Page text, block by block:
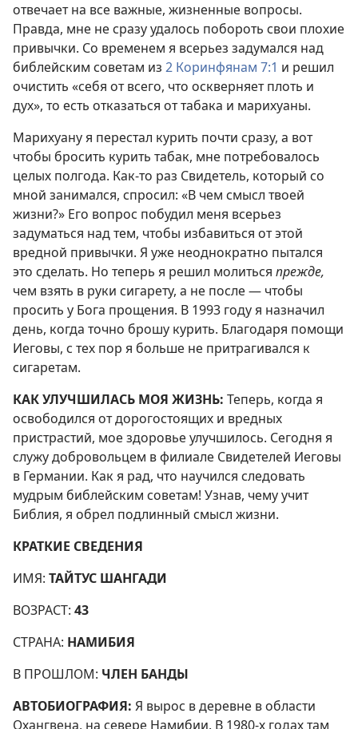
отвечает на все важные, жизненные вопросы.
Правда, мне не сразу удалось побороть свои плохие
привычки. Со временем я всерьез задумался над
библейским советам из 2 Коринфянам 7:1 и решил
очистить «себя от всего, что оскверняет плоть и
дух», то есть отказаться от табака и марихуаны.
Марихуану я перестал курить почти сразу, а вот
чтобы бросить курить табак, мне потребовалось
целых полгода. Как-то раз Свидетель, который со
мной занимался, спросил: «В чем смысл твоей
жизни?» Его вопрос побудил меня всерьез
задуматься над тем, чтобы избавиться от этой
вредной привычки. Я уже неоднократно пытался
это сделать. Но теперь я решил молиться прежде,
чем взять в руки сигарету, а не после — чтобы
просить у Бога прощения. В 1993 году я назначил
день, когда точно брошу курить. Благодаря помощи
Иеговы, с тех пор я больше не притрагивался к
сигаретам.
КАК УЛУЧШИЛАСЬ МОЯ ЖИЗНЬ: Теперь, когда я
освободился от дорогостоящих и вредных
пристрастий, мое здоровье улучшилось. Сегодня я
служу добровольцем в филиале Свидетелей Иеговы
в Германии. Как я рад, что научился следовать
мудрым библейским советам! Узнав, чему учит
Библия, я обрел подлинный смысл жизни.
КРАТКИЕ СВЕДЕНИЯ
ИМЯ: ТАЙТУС ШАНГАДИ
ВОЗРАСТ: 43
СТРАНА: НАМИБИЯ
В ПРОШЛОМ: ЧЛЕН БАНДЫ
АВТОБИОГРАФИЯ: Я вырос в деревне в области
Охангвена, на севере Намибии. В 1980-х годах там